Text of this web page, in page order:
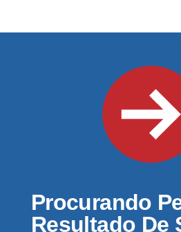
Procurando
Resultado De